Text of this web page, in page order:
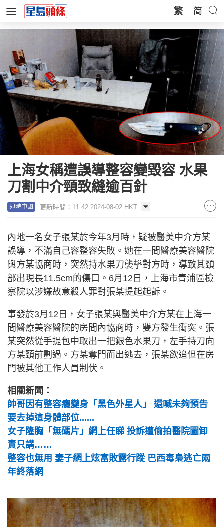
繁 简
上海女稱遭誤導整容變毀容 水果
刀割中介頸致縫逾百針
即時中國 更新時間：11:42 2024-08-02 HKT
內地一名女子張某於今年3月時，疑被醫美中介方某
誤導，不滿自己容整容失敗。她在一間醫療美容醫院
與方某協商時，突然持水果刀襲擊對方時，導致其頸
部出現長11.5cm的傷口。6月12日，上海市青浦區檢
察院以涉嫌故意殺人罪對張某提起起訴。
事發於3月12日，女子張某與醫美中介方某在上海一
間醫療美容醫院的房間內協商時，雙方發生衝突。張
某突然從手提包中取出一把銀色水果刀，左手持刀向
方某頸前劃過。方某奪門而出逃去，張某欲追但在房
門被其他工作人員制伏。
相關新聞：
帥哥因有整容癮變身「黑色外星人」 還喊未夠預告
要去掉這身體部位......
女子隆胸「無碼片」網上任睇 投訴遭偷拍醫院圖卸
責只講……
整容也無用 妻子網上炫富敗露行蹤 巴西毒梟逃亡兩
年終落網